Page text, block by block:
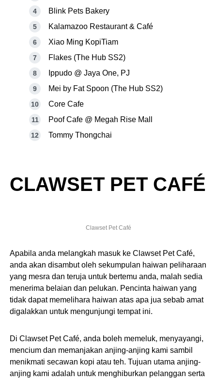
Blink Pets Bakery
Kalamazoo Restaurant & Café
Xiao Ming KopiTiam
Flakes (The Hub SS2)
Ippudo @ Jaya One, PJ
Mei by Fat Spoon (The Hub SS2)
Core Cafe
Poof Cafe @ Megah Rise Mall
Tommy Thongchai
CLAWSET PET CAFÉ
Clawset Pet Café
Apabila anda melangkah masuk ke Clawset Pet Café,
anda akan disambut oleh sekumpulan haiwan peliharaan
yang mesra dan teruja untuk bertemu anda, malah sedia
menerima belaian dan pelukan. Pencinta haiwan yang
tidak dapat memelihara haiwan atas apa jua sebab amat
digalakkan untuk mengunjungi tempat ini.
Di Clawset Pet Café, anda boleh memeluk, menyayangi,
mencium dan memanjakan anjing-anjing kami sambil
menikmati secawan kopi atau teh. Tujuan utama anjing-
anjing kami adalah untuk menghiburkan pelanggan serta